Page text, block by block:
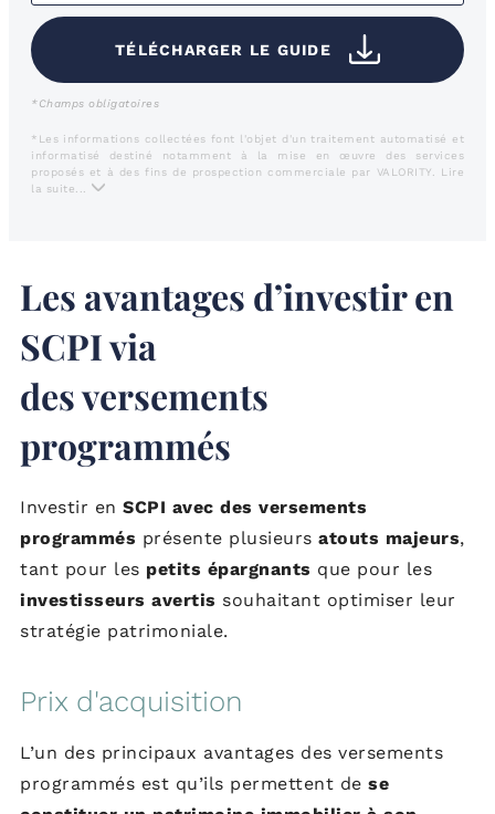
TÉLÉCHARGER LE GUIDE
*Champs obligatoires
*Les informations collectées font l'objet d'un traitement automatisé et
informatisé destiné notamment à la mise en œuvre des services
proposés et à des fins de prospection commerciale par VALORITY. Lire
la suite...
Les avantages d’investir en
SCPI via
des versements
programmés
Investir en SCPI avec des versements
programmés présente plusieurs atouts majeurs,
tant pour les petits épargnants que pour les
investisseurs avertis souhaitant optimiser leur
stratégie patrimoniale.
Prix d'acquisition
L’un des principaux avantages des versements
programmés est qu’ils permettent de se